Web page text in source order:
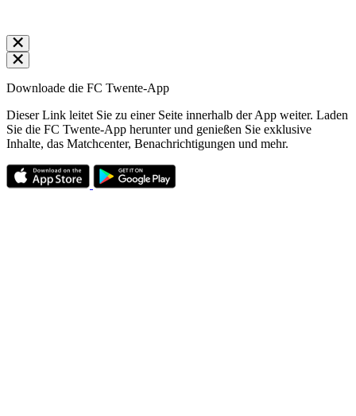
Downloade die FC Twente-App
Dieser Link leitet Sie zu einer Seite innerhalb der App weiter. Laden
Sie die FC Twente-App herunter und genießen Sie exklusive
Inhalte, das Matchcenter, Benachrichtigungen und mehr.